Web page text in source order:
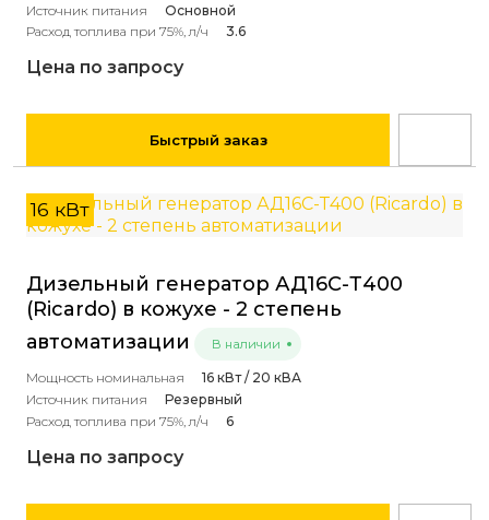
Источник питания
Основной
Расход топлива при 75%, л/ч
3.6
Цена по запросу
Быстрый заказ
16 кВт
Дизельный генератор АД16С-Т400
(Ricardo) в кожухе - 2 степень
автоматизации
В наличии
Мощность номинальная
16 кВт / 20 кВА
Источник питания
Резервный
Расход топлива при 75%, л/ч
6
Цена по запросу